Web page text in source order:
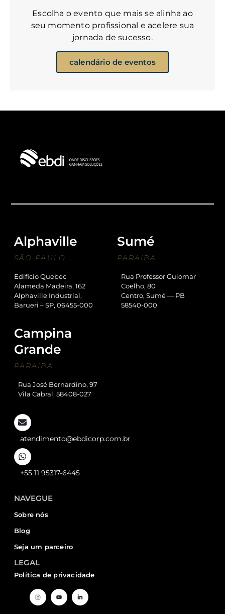
Escolha o evento que mais se alinha ao
seu momento profissional e acelere sua
jornada de sucesso.
calendário de eventos
Alphaville Sumé
SÃO PAULO PARAIBA
Edificio Quebec
Alameda Madeira, 162
Alphaville Industrial,
Barueri – SP, 06455-000
Rua Professor Guiomar
Coelho, 80
Centro, Sumé — PB
58540-000
Campina
Grande
PARAIBA
Rua José Bernardino, 97
Vila Cabral, 58408-027
atendimento@ebdicorp.com.br
+55 11 95317-6445
NAVEGUE
Sobre nós
Blog
Seja um parceiro
LEGAL
Política de privacidade